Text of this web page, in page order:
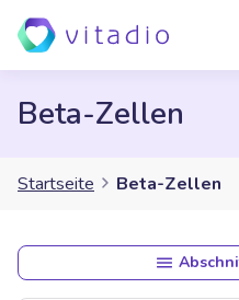
Beta-Zellen
Startseite Beta-Zellen